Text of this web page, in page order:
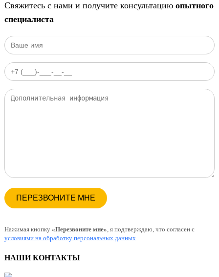
Свяжитесь с нами и получите консультацию опытного
специалиста
Нажимая кнопку «Перезвоните мне», я подтверждаю, что согласен с
условиями на обработку персональных данных.
НАШИ КОНТАКТЫ